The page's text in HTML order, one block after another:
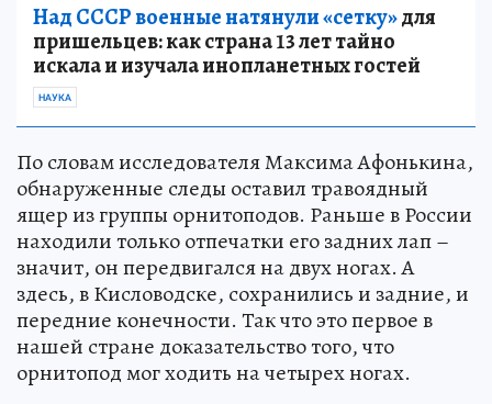
Над СССР военные натянули «сетку»для
пришельцев: как страна 13 лет тайно
искала и изучала инопланетных гостей
НАУКА
По словам исследователя Максима Афонькина,
обнаруженные следы оставил травоядный
ящер из группы орнитоподов. Раньше в России
находили только отпечатки его задних лап –
значит, он передвигался на двух ногах. А
здесь, в Кисловодске, сохранились и задние, и
передние конечности. Так что это первое в
нашей стране доказательство того, что
орнитопод мог ходить на четырех ногах.